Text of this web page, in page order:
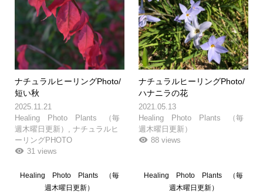
ナチュラルヒーリングPhoto/
短い秋
2025.11.21
Healing Photo Plants （毎
週木曜日更新）
ナチュラルヒ
ーリングPHOTO
31 views
ナチュラルヒーリングPhoto/
ハナニラの花
2021.05.13
Healing Photo Plants （毎
週木曜日更新）
88 views
Healing Photo Plants （毎
週木曜日更新）
Healing Photo Plants （毎
週木曜日更新）